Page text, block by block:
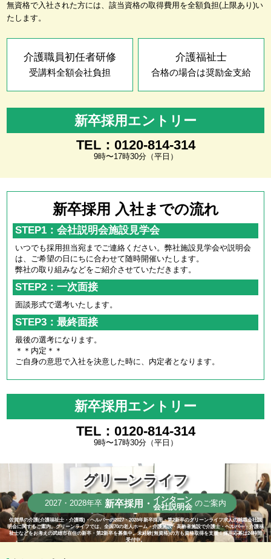
無資格で入社された方には、該当資格の取得費用を全額負担(上限あり)い
たします。
介護職員初任者研修
受講料全額会社負担
介護福祉士
合格の場合は奨励金支給
新卒採用エントリー
TEL：0120-814-314
9時〜17時30分（平日）
新卒採用 入社までの流れ
STEP1：会社説明会施設見学会
いつでも採用担当宛までご連絡ください。弊社施設見学会や説明会
は、ご希望の日にちに合わせて随時開催いたします。
弊社の取り組みなどをご紹介させていただきます。
STEP2：一次面接
面談形式で選考いたします。
STEP3：最終面接
最後の選考になります。
＊＊内定＊＊
ご自身の意思で入社を決意した時に、内定者となります。
新卒採用エントリー
TEL：0120-814-314
9時〜17時30分（平日）
グリーンライフ
2027・2028年卒 新卒採用・ インターン
会社説明会 のご案内
佐賀県の介護(介護福祉士・介護職)・ヘルパーの2027・2028年新卒採用・第2新卒のグリーンライフ求人の就職会社説
明会に関するご案内。グリーンライフでは、全国70の老人ホーム・介護施設・高齢者施設で介護士・ヘルパー・介護福
祉士などをお考えの武雄市在住の新卒・第2新卒を募集中。未経験(無資格)の方も資格取得を支援！採用応募は24時間
受付中。